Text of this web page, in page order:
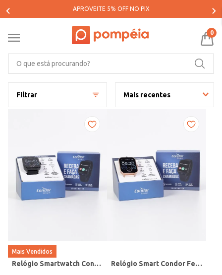
PARCELE SUAS COMPRAS EM ATÉ 5X SEM JUROS*
0
Filtrar Mais recentes
Mais Vendidos
Relógio Smartwatch Condor PRETO Relógio Smart Condor Feminino ROSE